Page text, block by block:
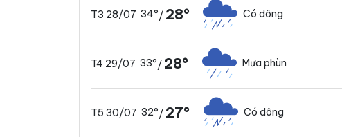
T3 28/07 34°/ 28° Có dông
T4 29/07 33°/ 28° Mưa phùn
T5 30/07 32°/ 27° Có dông